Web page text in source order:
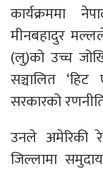
कार्यक्रममा
मीनबहादुर
(लु)को उच्च
सञ्चालित
सरकारको
उनले अमेरिकी
जिल्लामा